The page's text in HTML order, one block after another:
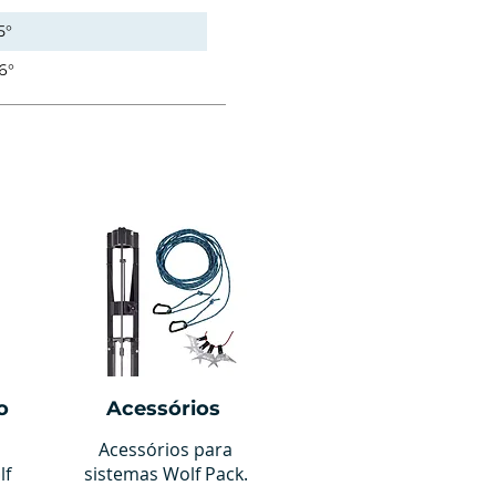
Acessórios
Acessórios para
sistemas Wolf Pack.